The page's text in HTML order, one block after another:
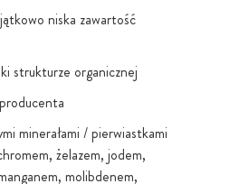
niska zawartość
strukturze organicznej
minerałami / pierwiastkami
żelazem, jodem,
molibdenem,